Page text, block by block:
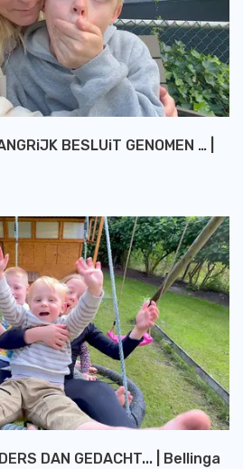
BESLUiT GENOMEN … |
DAN GEDACHT... | Bellinga